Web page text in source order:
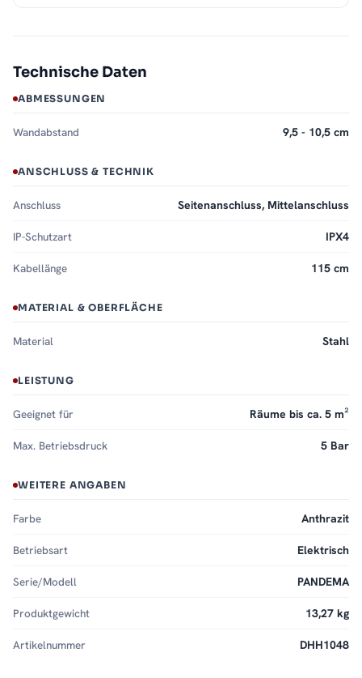
Technische Daten
ABMESSUNGEN
Wandabstand 9,5 - 10,5 cm
ANSCHLUSS & TECHNIK
Anschluss Seitenanschluss, Mittelanschluss
IP-Schutzart IPX4
Kabellänge 115 cm
MATERIAL & OBERFLÄCHE
Material Stahl
LEISTUNG
Geeignet für Räume bis ca. 5 m²
Max. Betriebsdruck 5 Bar
WEITERE ANGABEN
Farbe Anthrazit
Betriebsart Elektrisch
Serie/Modell PANDEMA
Produktgewicht 13,27 kg
Artikelnummer DHH1048